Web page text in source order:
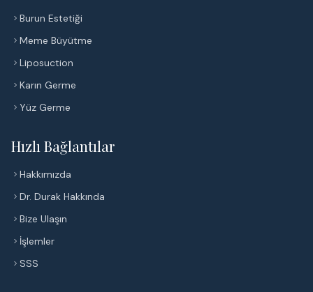
Burun Estetiği
Meme Büyütme
Liposuction
Karın Germe
Yüz Germe
Hızlı Bağlantılar
Hakkımızda
Dr. Durak Hakkında
Bize Ulaşın
İşlemler
SSS